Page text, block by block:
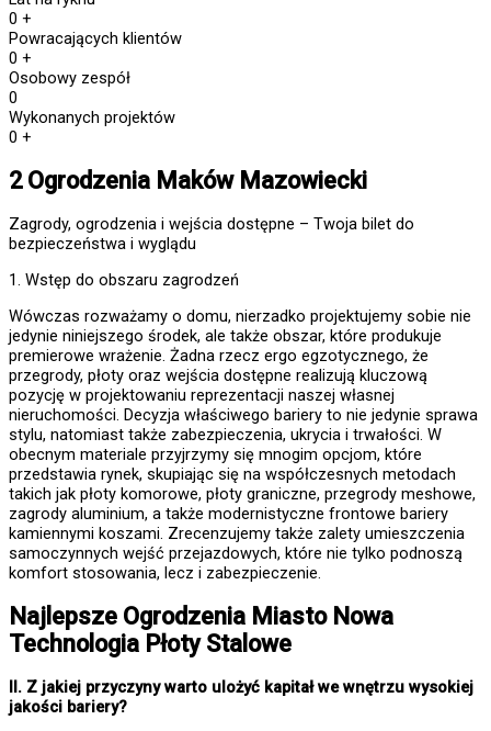
0 +
Powracających klientów
0 +
Osobowy zespół
0
Wykonanych projektów
0 +
2 Ogrodzenia Maków Mazowiecki
Zagrody, ogrodzenia i wejścia dostępne – Twoja bilet do
bezpieczeństwa i wyglądu
1. Wstęp do obszaru zagrodzeń
Wówczas rozważamy o domu, nierzadko projektujemy sobie nie
jedynie niniejszego środek, ale także obszar, które produkuje
premierowe wrażenie. Żadna rzecz ergo egzotycznego, że
przegrody, płoty oraz wejścia dostępne realizują kluczową
pozycję w projektowaniu reprezentacji naszej własnej
nieruchomości. Decyzja właściwego bariery to nie jedynie sprawa
stylu, natomiast także zabezpieczenia, ukrycia i trwałości. W
obecnym materiale przyjrzymy się mnogim opcjom, które
przedstawia rynek, skupiając się na współczesnych metodach
takich jak płoty komorowe, płoty graniczne, przegrody meshowe,
zagrody aluminium, a także modernistyczne frontowe bariery
kamiennymi koszami. Zrecenzujemy także zalety umieszczenia
samoczynnych wejść przejazdowych, które nie tylko podnoszą
komfort stosowania, lecz i zabezpieczenie.
Najlepsze Ogrodzenia MiastoNowa
Technologia Płoty Stalowe
II. Z jakiej przyczyny warto ulożyć kapitał we wnętrzu wysokiej
jakości bariery?